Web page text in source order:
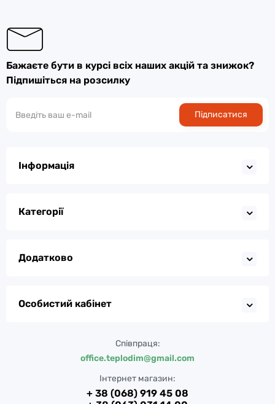
Бажаєте бути в курсі всіх наших акцій та знижок?
Підпишіться на розсилку
Підписатися
Інформація
Категорії
Додатково
Особистий кабінет
Співпраця:
office.teplodim@gmail.com
Інтернет магазин:
+ 38 (068) 919 45 08